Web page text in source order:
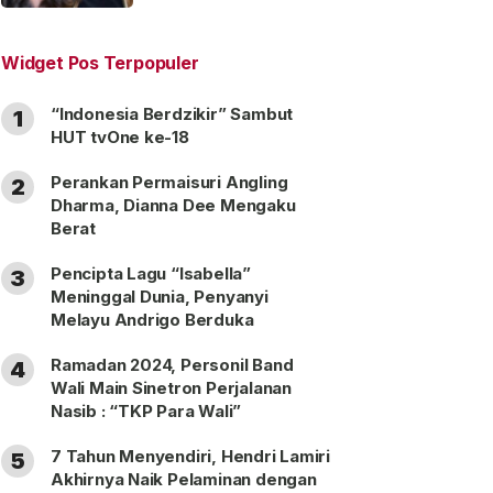
Widget Pos Terpopuler
1
“Indonesia Berdzikir” Sambut
HUT tvOne ke-18
2
Perankan Permaisuri Angling
Dharma, Dianna Dee Mengaku
Berat
3
Pencipta Lagu “Isabella”
Meninggal Dunia, Penyanyi
Melayu Andrigo Berduka
4
Ramadan 2024, Personil Band
Wali Main Sinetron Perjalanan
Nasib : “TKP Para Wali”
5
7 Tahun Menyendiri, Hendri Lamiri
Akhirnya Naik Pelaminan dengan